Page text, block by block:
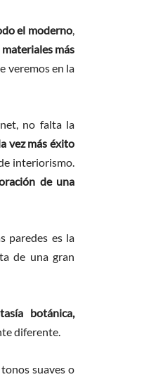
el moderno,
materiales más
veremos en la
no falta la
vez más éxito
interiorismo.
de una
paredes es la
de una gran
botánica,
diferente.
suaves o